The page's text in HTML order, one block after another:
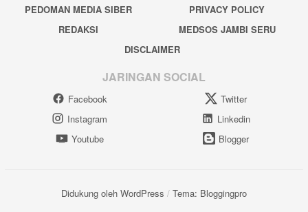
PEDOMAN MEDIA SIBER
PRIVACY POLICY
REDAKSI
MEDSOS JAMBI SERU
DISCLAIMER
JARINGAN SOCIAL
Facebook
Twitter
Instagram
Linkedin
Youtube
Blogger
Didukung oleh WordPress / Tema: Bloggingpro